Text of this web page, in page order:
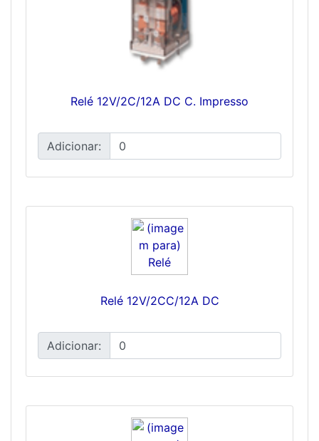
Relé 12V/2C/12A DC C. Impresso
Adicionar:
Relé 12V/2CC/12A DC
Adicionar: